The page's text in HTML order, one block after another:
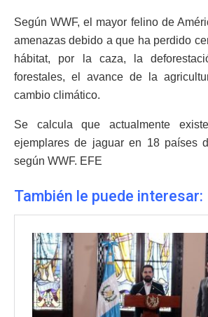
Según WWF, el mayor felino de
amenazas debido a que ha perdido
hábitat, por la caza, la
forestales, el avance de la
cambio climático.
Se calcula que actualmente
ejemplares de jaguar en 18 países
según WWF. EFE
También le puede interesar: